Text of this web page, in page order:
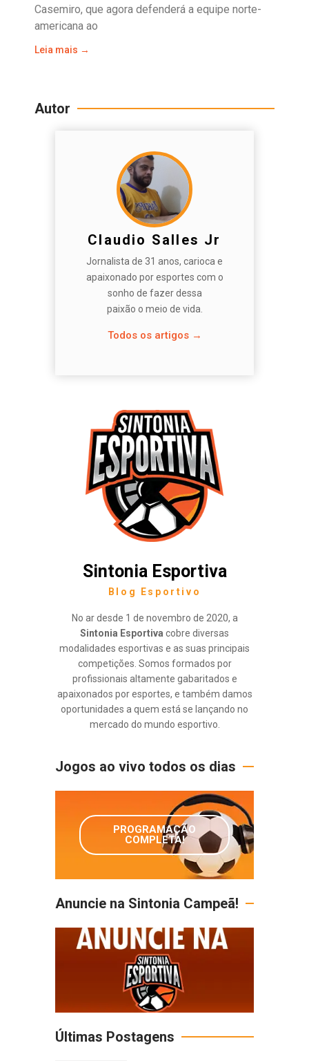
Casemiro, que agora defenderá a equipe norte-
americana ao
Leia mais →
Autor
Claudio Salles Jr
Jornalista de 31 anos, carioca e
apaixonado por esportes com o
sonho de fazer dessa
paixão o meio de vida.
Todos os artigos →
Sintonia Esportiva
Blog Esportivo
No ar desde 1 de novembro de 2020, a
Sintonia Esportiva cobre diversas
modalidades esportivas e as suas principais
competições. Somos formados por
profissionais altamente gabaritados e
apaixonados por esportes, e também damos
oportunidades a quem está se lançando no
mercado do mundo esportivo.
Jogos ao vivo todos os dias
PROGRAMAÇÃO
COMPLETA!
Anuncie na Sintonia Campeã!
Últimas Postagens